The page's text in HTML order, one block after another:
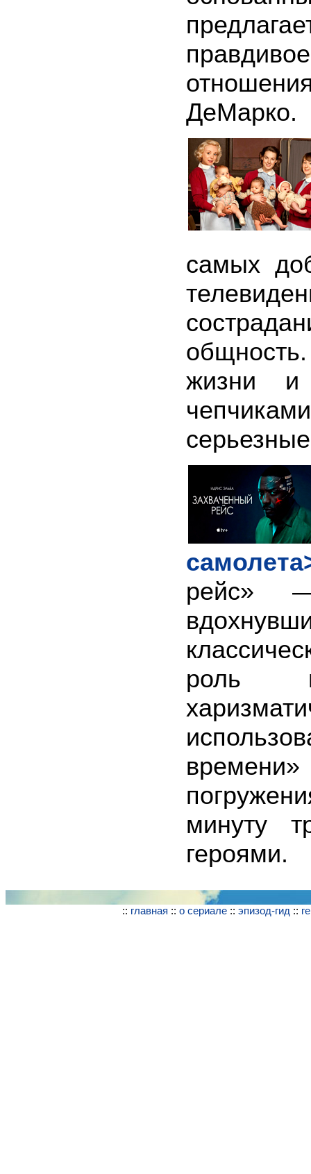
ДеМарко.
самых
жизни
рейс»
роль
минуту
героями.
:: главная :: о сериале :: эпизод-гид ::